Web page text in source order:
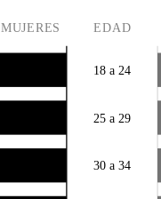
MUJERES EDAD
18 a 24
25 a 29
30 a 34